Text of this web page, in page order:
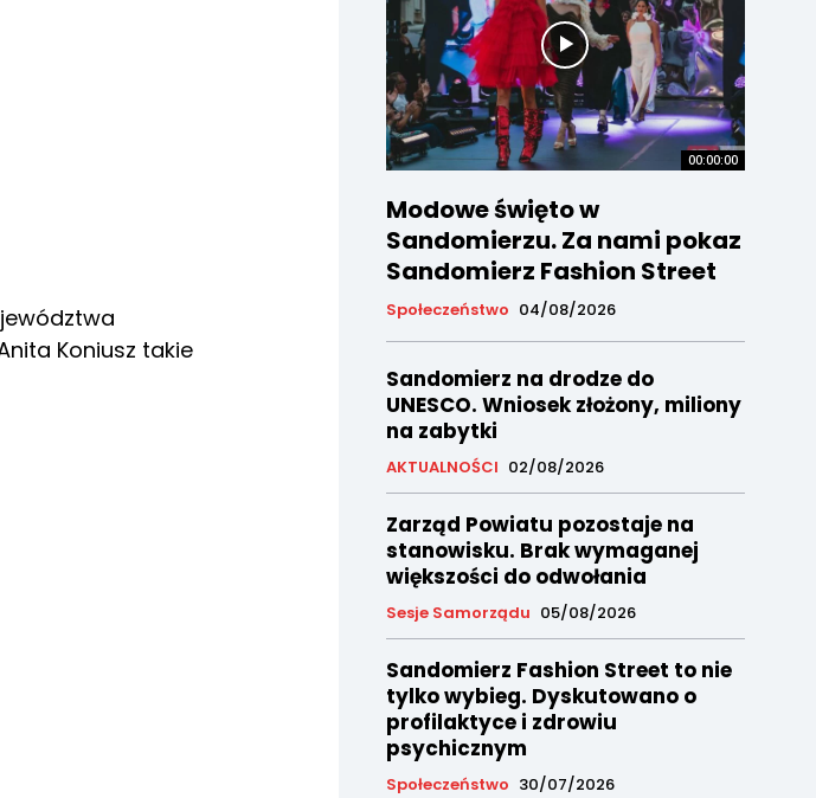
Koniusz takie
00:00:00
Modowe święto w
Sandomierzu. Za nami pokaz
Sandomierz Fashion Street
Społeczeństwo 04/08/2026
Sandomierz na drodze do
UNESCO. Wniosek złożony, miliony
na zabytki
AKTUALNOŚCI 02/08/2026
Zarząd Powiatu pozostaje na
stanowisku. Brak wymaganej
większości do odwołania
Sesje Samorządu 05/08/2026
Sandomierz Fashion Street to nie
tylko wybieg. Dyskutowano o
profilaktyce i zdrowiu
psychicznym
Społeczeństwo 30/07/2026